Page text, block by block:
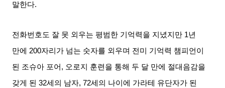
말한다.
전화번호도 잘 못 외우는 평범한 기억력을 지녔지만 1년
만에
200자리가 넘는 숫자를 외우며 전미 기억력 챔피언이
된 조슈아 포어 , 오로지 훈련을 통해 두 달 만에 절대음감을
갖게 된 32세의 남자, 72세의 나이에 가라테 유단자가 된